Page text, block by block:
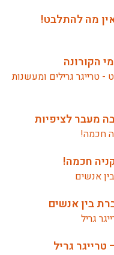
הקורונה
מעבר לציפיות
בין אנשים
גריל